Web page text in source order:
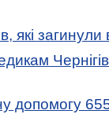
які загинули
допомогу